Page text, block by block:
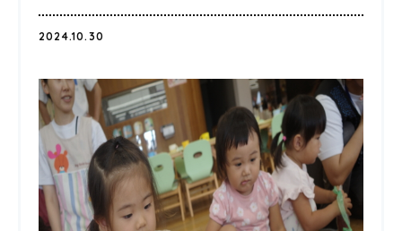
2024.10.30